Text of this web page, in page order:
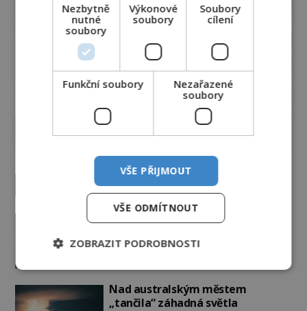
Vesmír a technologie
Podivné události roku 2023: Jsou
PREMIUM 27.7.2026
Nad australským městem
„tančila“ záhadná světla
Nezbytně
nutné
soubory
Výkonové
soubory
Soubory
cílení
Funkční soubory
Nezařazené
soubory
VŠE PŘIJMOUT
VŠE ODMÍTNOUT
ZOBRAZIT PODROBNOSTI